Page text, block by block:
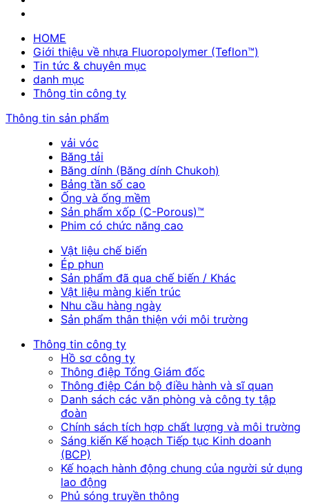
HOME
Giới thiệu về nhựa Fluoropolymer (Teflon™)
Tin tức & chuyên mục
danh mục
Thông tin công ty
Thông tin sản phẩm
vải vóc
Băng tải
Băng dính (Băng dính Chukoh)
Bảng tần số cao
Ống và ống mềm
Sản phẩm xốp (C-Porous)™
Phim có chức năng cao
Vật liệu chế biến
Ép phun
Sản phẩm đã qua chế biến / Khác
Vật liệu màng kiến trúc
Nhu cầu hàng ngày
Sản phẩm thân thiện với môi trường
Thông tin công ty
Hồ sơ công ty
Thông điệp Tổng Giám đốc
Thông điệp Cán bộ điều hành và sĩ quan
Danh sách các văn phòng và công ty tập
đoàn
Chính sách tích hợp chất lượng và môi trường
Sáng kiến Kế hoạch Tiếp tục Kinh doanh
(BCP)
Kế hoạch hành động chung của người sử dụng
lao động
Phủ sóng truyền thông